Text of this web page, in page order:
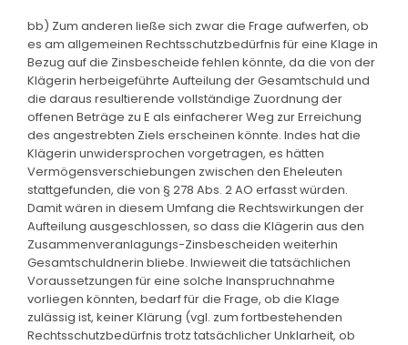
bb) Zum anderen ließe sich zwar die Frage aufwerfen, ob
es am allgemeinen Rechtsschutzbedürfnis für eine Klage in
Bezug auf die Zinsbescheide fehlen könnte, da die von der
Klägerin herbeigeführte Aufteilung der Gesamtschuld und
die daraus resultierende vollständige Zuordnung der
offenen Beträge zu E als einfacherer Weg zur Erreichung
des angestrebten Ziels erscheinen könnte. Indes hat die
Klägerin unwidersprochen vorgetragen, es hätten
Vermögensverschiebungen zwischen den Eheleuten
stattgefunden, die von § 278 Abs. 2 AO erfasst würden.
Damit wären in diesem Umfang die Rechtswirkungen der
Aufteilung ausgeschlossen, so dass die Klägerin aus den
Zusammenveranlagungs-Zinsbescheiden weiterhin
Gesamtschuldnerin bliebe. Inwieweit die tatsächlichen
Voraussetzungen für eine solche Inanspruchnahme
vorliegen könnten, bedarf für die Frage, ob die Klage
zulässig ist, keiner Klärung (vgl. zum fortbestehenden
Rechtsschutzbedürfnis trotz tatsächlicher Unklarheit, ob